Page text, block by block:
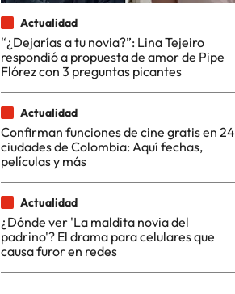
Actualidad
“¿Dejarías a tu novia?”: Lina Tejeiro
respondió a propuesta de amor de Pipe
Flórez con 3 preguntas picantes
Actualidad
Confirman funciones de cine gratis en 24
ciudades de Colombia: Aquí fechas,
películas y más
Actualidad
¿Dónde ver 'La maldita novia del
padrino'? El drama para celulares que
causa furor en redes